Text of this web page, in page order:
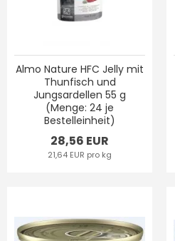
Almo Nature HFC Jelly mit
Thunfisch und
Jungsardellen 55 g
(Menge: 24 je
Bestelleinheit)
28,56 EUR
21,64 EUR pro kg